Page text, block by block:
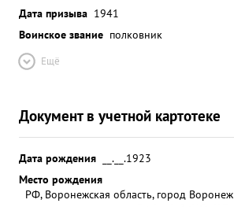
Дата призыва 1941
Воинское звание полковник
Ещё
Документ в учетной картотеке
Дата рождения
__.__.1923
Место рождения
РФ, Воронежская область, город Воронеж